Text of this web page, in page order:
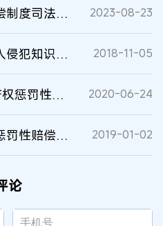
知识产权惩罚性赔偿制度司法适用问题探究 2023-08-23
习近平：中国将引入侵犯知识产权的惩罚性赔偿制度 2018-11-05
唤醒“沉睡”的知识产权惩罚性赔偿制度 2020-06-24
正确认识知识产权惩罚性赔偿制度 2019-01-02
论